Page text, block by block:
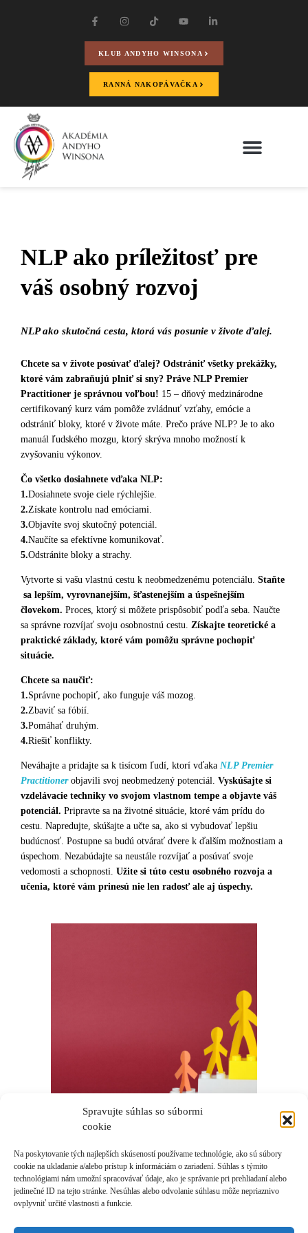
Spravujte súhlas so súbormi
cookie
Na poskytovanie tých najlepších skúseností používame technológie, ako sú súbory
cookie na ukladanie a/alebo prístup k informáciám o zariadení. Súhlas s týmito
technológiami nám umožní spracovávať údaje, ako je správanie pri prehliadaní alebo
jedinečné ID na tejto stránke. Nesúhlas alebo odvolanie súhlasu môže nepriaznivo
ovplyvniť určité vlastnosti a funkcie.
KLUB ANDYHO WINSONA
RANNÁ NAKOPÁVAČKA
NLP ako príležitosť pre
váš osobný rozvoj
NLP ako skutočná cesta, ktorá vás posunie v živote ďalej.
Chcete sa v živote posúvať ďalej? Odstrániť všetky prekážky,
ktoré vám zabraňujú plniť si sny? Práve NLP Premier
Practitioner je správnou voľbou! 15 – dňový medzinárodne
certifikovaný kurz vám pomôže zvládnuť vzťahy, emócie a
odstrániť bloky, ktoré v živote máte. Prečo práve NLP? Je to ako
manuál ľudského mozgu, ktorý skrýva mnoho možností k
zvyšovaniu výkonov.
Čo všetko dosiahnete vďaka NLP:
1.Dosiahnete svoje ciele rýchlejšie.
2.Získate kontrolu nad emóciami.
3.Objavíte svoj skutočný potenciál.
4.Naučíte sa efektívne komunikovať.
5.Odstránite bloky a strachy.
Vytvorte si vašu vlastnú cestu k neobmedzenému potenciálu. Staňte
sa lepším, vyrovnanejším, šťastenejším a úspešnejším
človekom. Proces, ktorý si môžete prispôsobiť podľa seba. Naučte
sa správne rozvíjať svoju osobnostnú cestu. Získajte teoretické a
praktické základy, ktoré vám pomôžu správne pochopiť
situácie.
Chcete sa naučiť:
1.Správne pochopiť, ako funguje váš mozog.
2.Zbaviť sa fóbií.
3.Pomáhať druhým.
4.Riešiť konflikty.
Neváhajte a pridajte sa k tisícom ľudí, ktorí vďaka NLP Premier
Practitioner objavili svoj neobmedzený potenciál.
Vyskúšajte si
vzdelávacie techniky vo svojom vlastnom tempe a objavte váš
potenciál. Pripravte sa na životné situácie, ktoré vám prídu do
cestu. Napredujte, skúšajte a učte sa, ako si vybudovať lepšiu
budúcnosť. Postupne sa budú otvárať dvere k ďalším možnostiam a
úspechom. Nezabúdajte sa neustále rozvíjať a posúvať svoje
vedomosti a schopnosti. Užite si túto cestu osobného rozvoja a
učenia, ktoré vám prinesú nie len radosť ale aj úspechy.
Prihlásiť sa k odberu novinek